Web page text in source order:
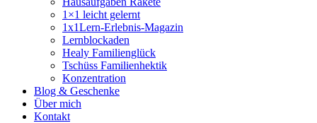
1×1 leicht gelernt
1x1Lern-Erlebnis-Magazin
Lernblockaden
Healy Familienglück
Tschüss Familienhektik
Konzentration
Blog & Geschenke
Über mich
Kontakt